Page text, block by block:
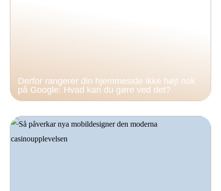
Derfor rangerer din hjemmeside ikke højt nok
på Google: Hvad kan du gøre ved det?